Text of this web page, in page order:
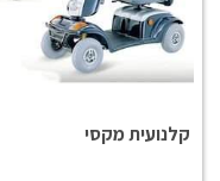
קלנועית מקסי